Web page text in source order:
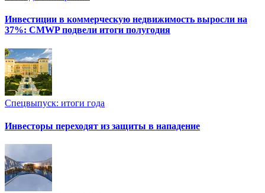
Инвестиции в коммерческую недвижимость выросли на
37%: CMWP подвели итоги полугодия
Спецвыпуск: итоги года
Инвесторы переходят из защиты в нападение